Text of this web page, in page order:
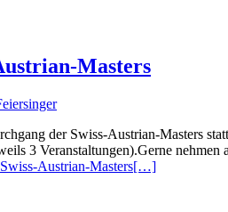
Masters
der Swiss-Austrian-Masters
3 Veranstaltungen).Gerne
Austrian-Masters[…]